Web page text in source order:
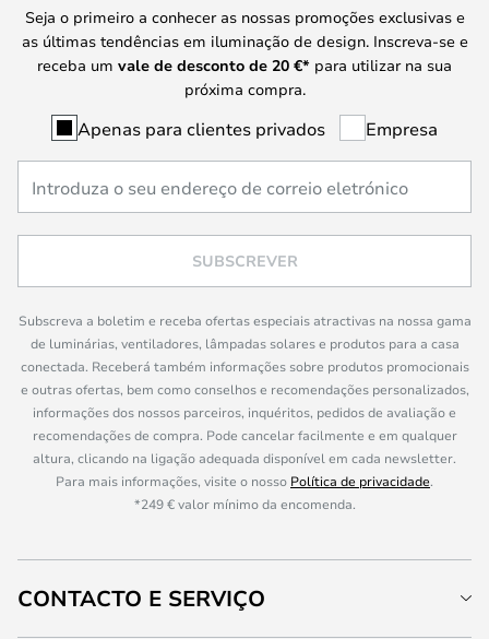
Seja o primeiro a conhecer as nossas promoções exclusivas e
as últimas tendências em iluminação de design. Inscreva-se e
receba um vale de desconto de 20 €* para utilizar na sua
próxima compra.
Apenas para clientes privados Empresa
SUBSCREVER
Subscreva a boletim e receba ofertas especiais atractivas na nossa gama
de luminárias, ventiladores, lâmpadas solares e produtos para a casa
conectada. Receberá também informações sobre produtos promocionais
e outras ofertas, bem como conselhos e recomendações personalizados,
informações dos nossos parceiros, inquéritos, pedidos de avaliação e
recomendações de compra. Pode cancelar facilmente e em qualquer
altura, clicando na ligação adequada disponível em cada newsletter.
Para mais informações, visite o nosso Política de privacidade.
*249 € valor mínimo da encomenda.
CONTACTO E SERVIÇO